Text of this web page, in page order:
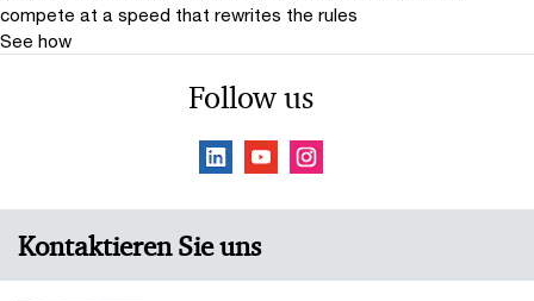
compete at a speed that rewrites the rules
See how
Follow us
Kontaktieren Sie uns